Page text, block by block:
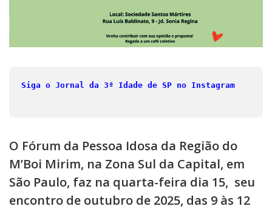
Siga o Jornal da 3ª Idade de SP no Instagram
O Fórum da Pessoa Idosa da Região do
M’Boi Mirim, na Zona Sul da Capital, em
São Paulo, faz na quarta-feira dia 15, seu
encontro de outubro de 2025, das 9 às 12